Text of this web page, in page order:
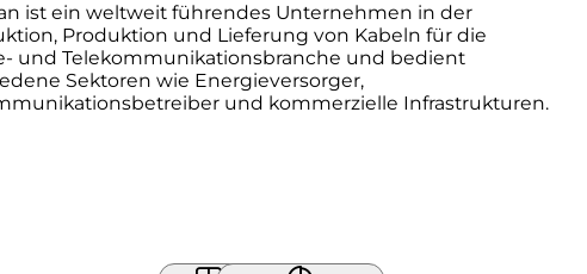
ist ein weltweit führendes Unternehmen in der
Produktion und Lieferung von Kabeln für die
und Telekommunikationsbranche und bedient
Sektoren wie Energieversorger,
und kommerzielle Infrastrukturen.